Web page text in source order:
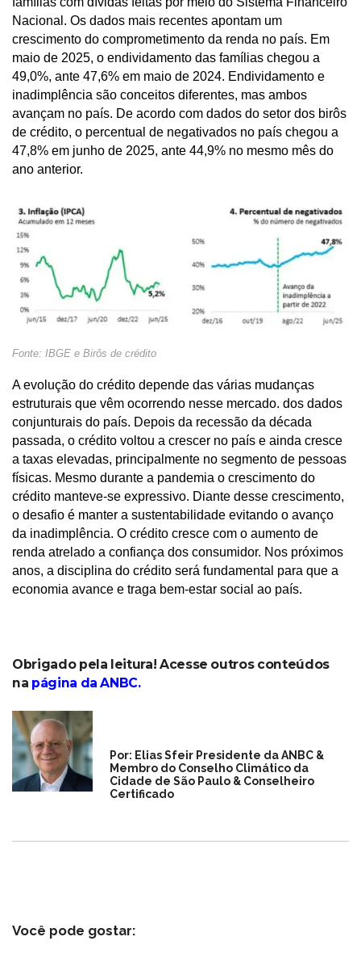
Nacional. Os dados mais recentes apontam um
crescimento do comprometimento da renda no país. Em
maio de 2025, o endividamento das famílias chegou a
49,0%, ante 47,6% em maio de 2024. Endividamento e
inadimplência são conceitos diferentes, mas ambos
avançam no país. De acordo com dados do setor dos birôs
de crédito, o percentual de negativados no país chegou a
47,8% em junho de 2025, ante 44,9% no mesmo mês do
ano anterior.
Fonte: IBGE e Birôs de crédito
A evolução do crédito depende das várias mudanças
estruturais que vêm ocorrendo nesse mercado. dos dados
conjunturais do país. Depois da recessão da década
passada, o crédito voltou a crescer no país e ainda cresce
a taxas elevadas, principalmente no segmento de pessoas
físicas. Mesmo durante a pandemia o crescimento do
crédito manteve-se expressivo. Diante desse crescimento,
o desafio é manter a sustentabilidade evitando o avanço
da inadimplência. O crédito cresce com o aumento de
renda atrelado a confiança dos consumidor. Nos próximos
anos, a disciplina do crédito será fundamental para que a
economia avance e traga bem-estar social ao país.
Obrigado pela leitura! Acesse outros conteúdos
na página da ANBC.
Por: Elias Sfeir Presidente da ANBC &
Membro do Conselho Climático da
Cidade de São Paulo & Conselheiro
Certificado
Você pode gostar: